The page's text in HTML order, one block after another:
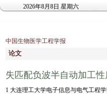
2026年8月8日 星期六
中国生物医学工程学报
论文
失匹配负波半自动加工
1 大连理工大学电子信息与电气工程